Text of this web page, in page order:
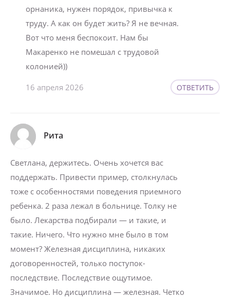
орнаника, нужен порядок, привычка к
труду. А как он будет жить? Я не вечная.
Вот что меня беспокоит. Нам бы
Макаренко не помешал с трудовой
колонией))
16 апреля 2026 ОТВЕТИТЬ
Рита
Светлана, держитесь. Очень хочется вас
поддержать. Привести пример, столкнулась
тоже с особенностями поведения приемного
ребенка. 2 раза лежал в больнице. Толку не
было. Лекарства подбирали — и такие, и
такие. Ничего. Что нужно мне было в том
момент? Железная дисциплина, никаких
договоренностей, только поступок-
последствие. Последствие ощутимое.
Значимое. Но дисциплина — железная. Четко